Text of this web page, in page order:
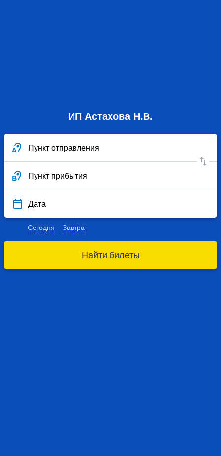
ИП Астахова Н.В.
Пункт отправления
Пункт прибытия
Дата
Сегодня Завтра
Найти билеты